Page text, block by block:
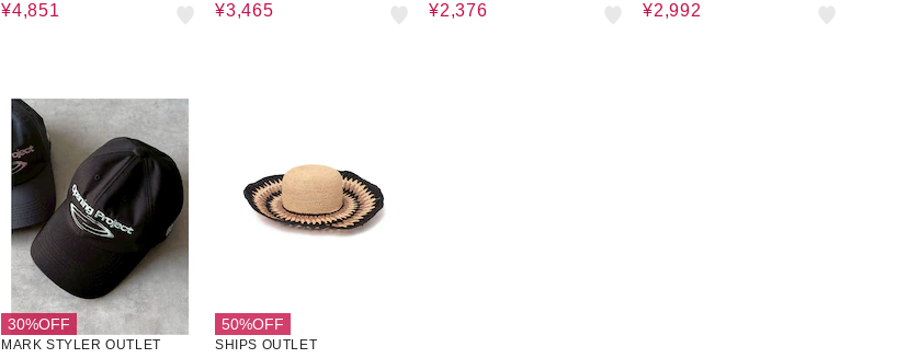
¥4,851 ¥3,465 ¥2,376 ¥2,992
30%OFF
MARK STYLER OUTLET
50%OFF
SHIPS OUTLET